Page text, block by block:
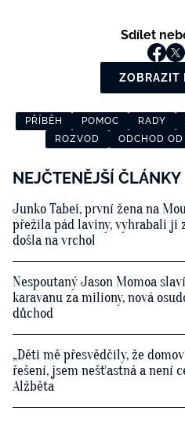
Sdílet
ZOBRAZIT
PŘÍBĚH POMOC RADY
ROZVOD
ODCHOD
NEJČTENĚJŠÍ ČLÁNKY
Junko Tabei, první žena na
přežila pád laviny, vyhrabali ji
došla na vrchol
Nespoutaný Jason Momoa
karavanu za miliony, nová
důchod
„Děti mě přesvědčily, že
řešení, jsem nešťastná a není
Alžběta